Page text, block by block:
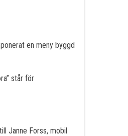
en meny byggd
står för
Janne Forss, mobil